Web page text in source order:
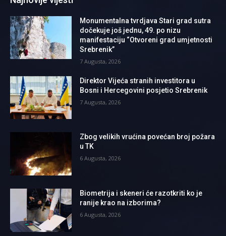
Monumentalna tvrdjava Stari grad sutra
dočekuje još jednu, 49. po nizu
manifestaciju “Otvoreni grad umjetnosti
Srebrenik”
7 Augusta, 2026
Direktor Vijeća stranih investitora u
Bosni i Hercegovini posjetio Srebrenik
7 Augusta, 2026
Zbog velikih vrućina povećan broj požara
u TK
6 Augusta, 2026
Biometrija i skeneri će razotkriti ko je
ranije krao na izborima?
6 Augusta, 2026